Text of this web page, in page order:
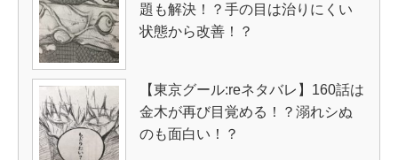
題も解決！？手の目は治りにくい
状態から改善！？
【東京グール:reネタバレ】160話は
金木が再び目覚める！？溺れシぬ
のも面白い！？